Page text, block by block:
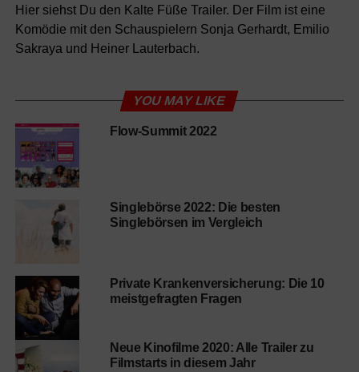
Hier siehst Du den Kalte Füße Trailer. Der Film ist eine
Komödie mit den Schauspielern Sonja Gerhardt, Emilio
Sakraya und Heiner Lauterbach.
YOU MAY LIKE
Flow-Summit 2022
Singlebörse 2022: Die besten
Singlebörsen im Vergleich
Private Krankenversicherung: Die 10
meistgefragten Fragen
Neue Kinofilme 2020: Alle Trailer zu
Filmstarts in diesem Jahr